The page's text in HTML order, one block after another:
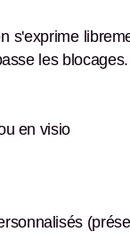
s'exprime
les blocages.
en visio